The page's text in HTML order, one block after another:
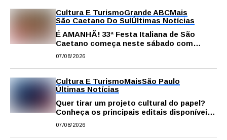
Cultura E TurismoGrande ABCMais
São Caetano Do SulÚltimas Notícias
É AMANHÃ! 33ª Festa Italiana de São
Caetano começa neste sábado com
gastronomia, música e solidariedade
07/08/2026
Cultura E TurismoMaisSão Paulo
Últimas Notícias
Quer tirar um projeto cultural do papel?
Conheça os principais editais disponíveis
em São Paulo
07/08/2026